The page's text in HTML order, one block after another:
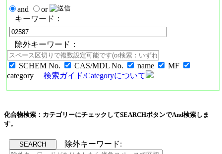
and
or
キーワード：
除外キーワード：
SCHEM No. CAS/MDL No. name
MF
category
検索ガイド/Categoryについて
化合物検索：カテゴリーにチェックしてSEARCHボタンでAnd検索しま
す。
除外キーワード: